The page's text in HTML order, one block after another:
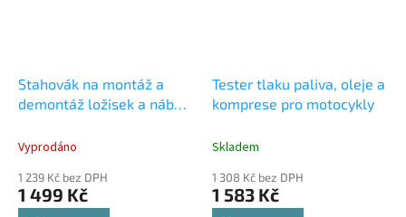
Stahovák na montáž a
demontáž ložisek a nábojů
T5 a další
Vyprodáno
1 239 Kč bez DPH
1 499 Kč
Tester tlaku paliva, oleje a
komprese pro motocykly
Skladem
1 308 Kč bez DPH
1 583 Kč